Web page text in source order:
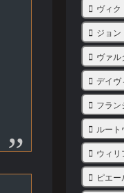
ヴィク
ジョン
ヴァル
デイヴ
フラン
ルー
ウィリ
ピエ